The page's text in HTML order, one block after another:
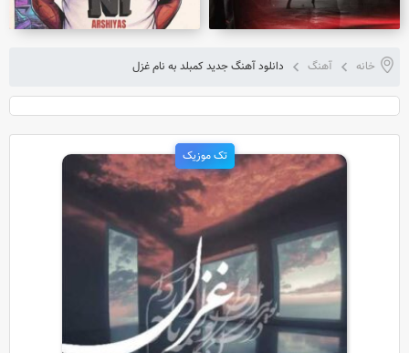
خانه آهنگ دانلود آهنگ جدید کمبلد به نام غزل
تک موزیک